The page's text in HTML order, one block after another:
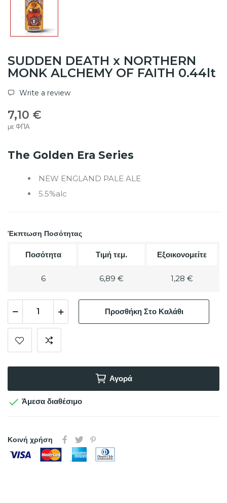
SUDDEN DEATH x NORTHERN
MONK ALCHEMY OF FAITH 0.44lt
Write a review
7,10 €
με ΦΠΑ
The Golden Era Series
NEW ENGLAND PALE ALE
5.5%alc
Έκπτωση Ποσότητας
Ποσότητα Τιμή τεμ. Εξοικονομείτε
6 6,89 € 1,28 €
Προσθήκη Στο Καλάθι
Αγορά
 Άμεσα διαθέσιμο
Κοινή χρήση